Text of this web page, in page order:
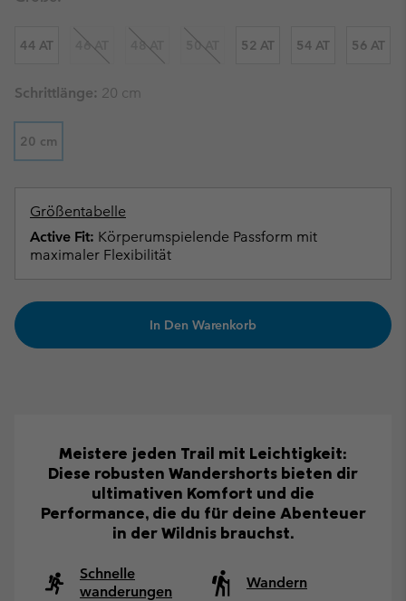
44 AT 46 AT 48 AT 50 AT 52 AT 54 AT 56 AT
Schrittlänge: 20 cm
20 cm
Größentabelle
Active Fit: Körperumspielende Passform mit
maximaler Flexibilität
In Den Warenkorb
Meistere jeden Trail mit Leichtigkeit:
Diese robusten Wandershorts bieten dir
ultimativen Komfort und die
Performance, die du für deine Abenteuer
in der Wildnis brauchst.
Schnelle
wanderungen
Wandern